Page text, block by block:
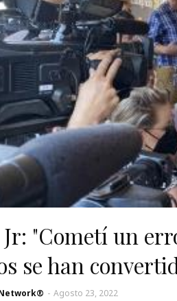
"Cometí un
se han
- Agosto 23, 2022